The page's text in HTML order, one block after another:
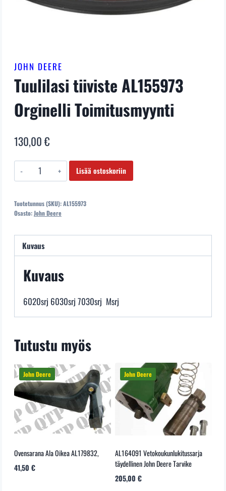
JOHN DEERE
Tuulilasi tiiviste AL155973
Orginelli Toimitusmyynti
130,00€
Tuulilasi
tiiviste
Orginelli
määrä
Lisää ostoskoriin
Tuotetunnus (SKU):AL155973
Osasto:John Deere
Kuvaus
Kuvaus
6020srj 6030srj 7030srj Msrj
Tutustu myös
Ovensarana Ala Oikea AL179832,
41,50 €
AL164091 Vetokoukunlukitussarja
täydellinen John Deere Tarvike
205,00 €